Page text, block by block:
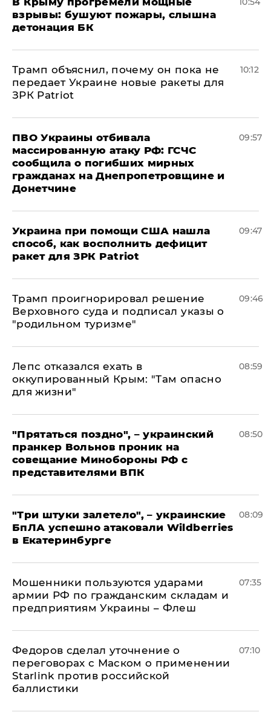
взрывы: бушуют пожары, слышна
детонация БК
Трамп объяснил, почему он пока не
передает Украине новые ракеты для
ЗРК Patriot
10:12
ПВО Украины отбивала
массированную атаку РФ: ГСЧС
сообщила о погибших мирных
гражданах на Днепропетровщине и
Донетчине
09:57
Украина при помощи США нашла
способ, как восполнить дефицит
ракет для ЗРК Patriot
09:47
Трамп проигнорировал решение
Верховного суда и подписал указы о
"родильном туризме"
09:46
Лепс отказался ехать в
оккупированный Крым: "Там опасно
для жизни"
08:59
"Прятаться поздно", – украинский
пранкер Вольнов проник на
совещание Минобороны РФ с
представителями ВПК
08:50
"Три штуки залетело", – украинские
БпЛА успешно атаковали Wildberries
в Екатеринбурге
08:09
Мошенники пользуются ударами
армии РФ по гражданским складам и
предприятиям Украины – Флеш
07:35
Федоров сделал уточнение о
переговорах с Маском о применении
Starlink против российской
баллистики
07:10